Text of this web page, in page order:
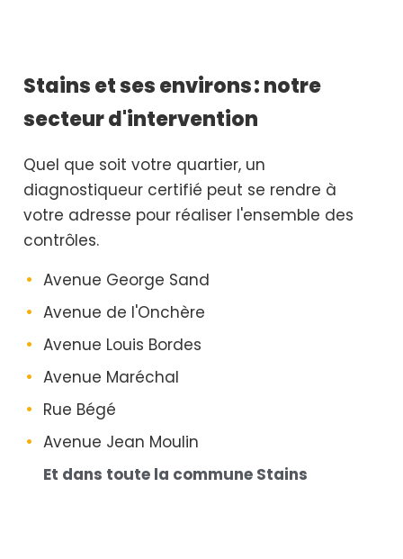
Stains et ses environs : notre
secteur d'intervention
Quel que soit votre quartier, un
diagnostiqueur certifié peut se rendre à
votre adresse pour réaliser l'ensemble des
contrôles.
Avenue George Sand
Avenue de l'Onchère
Avenue Louis Bordes
Avenue Maréchal
Rue Bégé
Avenue Jean Moulin
Et dans toute la commune Stains